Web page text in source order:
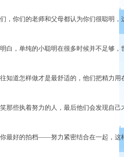
，你们的老师和父母都认为你们很聪明
白，单纯的小聪明在很多时候并不足够
知道怎样做才是最舒适的，他们把精力用
那些执着努力的人，最后他们会发现自己
最好的拍档——努力紧密结合在一起，这